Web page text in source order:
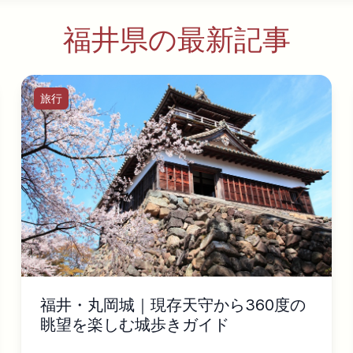
福井県の最新記事
旅行
福井・丸岡城｜現存天守から360度の
眺望を楽しむ城歩きガイド